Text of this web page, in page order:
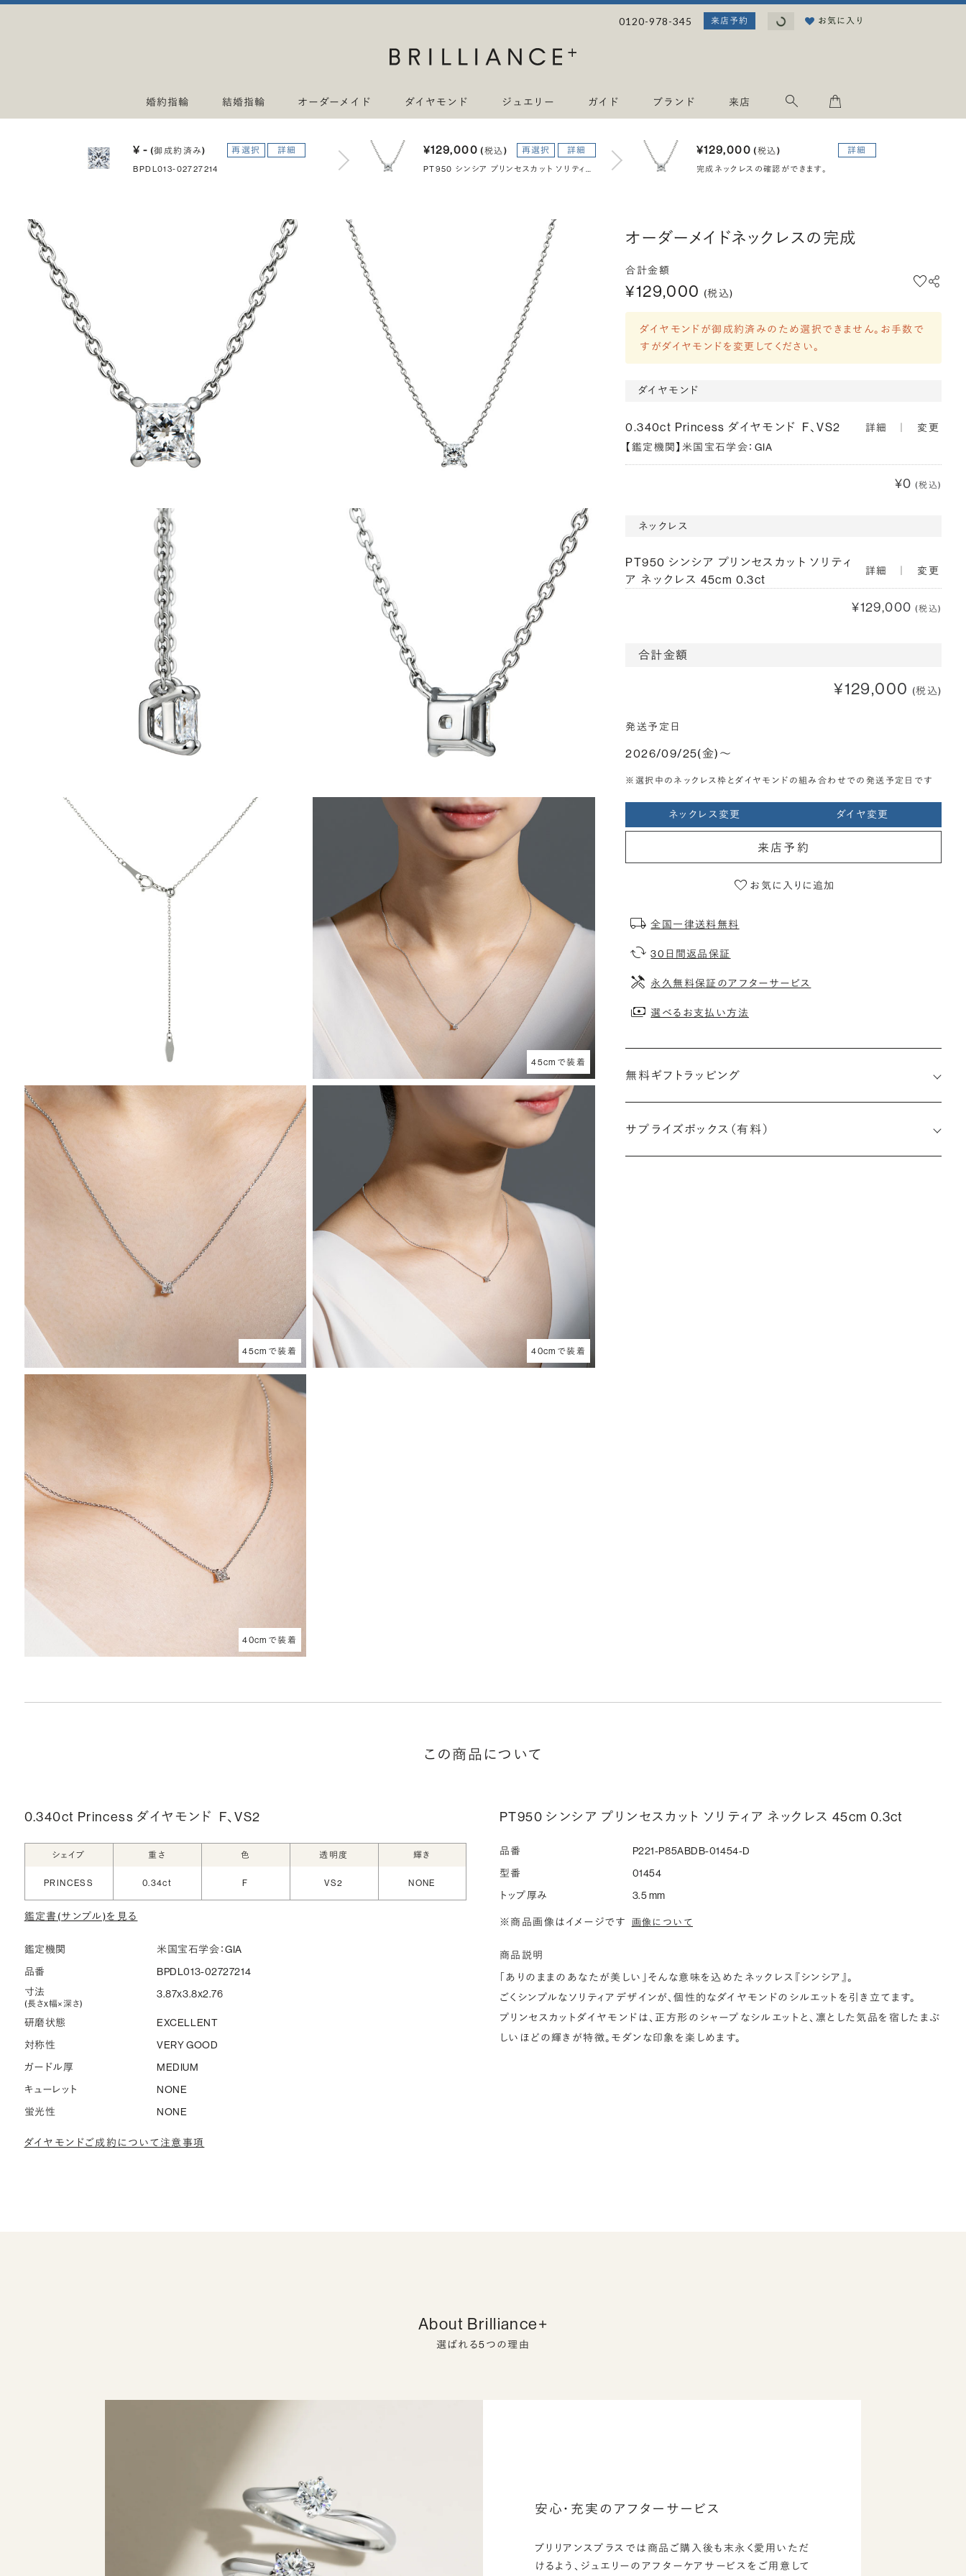
0120-978-345 来店予約 読み込み中...お気に入り
婚約指輪 結婚指輪 オーダーメイド ダイヤモンド ジュエリー ガイド ブランド 来店
¥ -(御成約済み) 再選択 詳細
BPDL013-02727214
¥129,000(税込) 再選択 詳細
PT950 シンシア プリンセスカット ソリティア ネックレス 45cm 0.3ct
¥129,000(税込) 詳細
完成ネックレスの確認ができます。
45cmで装着
45cmで装着 40cmで装着
40cmで装着
オーダーメイドネックレスの完成
合計金額
¥129,000 (税込)
ダイヤモンドが御成約済みのため選択できません。お手数で
すがダイヤモンドを変更してください。
ダイヤモンド
0.340ct Princess ダイヤモンド F、VS2
【鑑定機関】米国宝石学会：GIA
詳細 変更
¥0 (税込)
ネックレス
PT950 シンシア プリンセスカット ソリティ
ア ネックレス 45cm 0.3ct
詳細 変更
¥129,000 (税込)
合計金額
¥129,000 (税込)
発送予定日
2026/09/25(金)〜
※選択中のネックレス枠とダイヤモンドの組み合わせでの発送予定日です
ネックレス変更 ダイヤ変更
来店予約
お気に入りに追加
全国一律送料無料
30日間返品保証
永久無料保証のアフターサービス
選べるお支払い方法
無料ギフトラッピング
サプライズボックス（有料）
この商品について
0.340ct Princess ダイヤモンド F、VS2
シェイプ 重さ 色 透明度 輝き
PRINCESS 0.34ct F VS2 NONE
鑑定書(サンプル)を見る
鑑定機関
米国宝石学会：GIA
品番
BPDL013-02727214
寸法
(長さx幅×深さ)
3.87x3.8x2.76
研磨状態
EXCELLENT
対称性
VERY GOOD
ガードル厚
MEDIUM
キューレット
NONE
蛍光性
NONE
ダイヤモンドご成約について注意事項
PT950 シンシア プリンセスカット ソリティア ネックレス 45cm 0.3ct
品番
P221-P85ABDB-01454-D
型番
01454
トップ厚み
3.5 mm
※商品画像はイメージです 画像について
商品説明
「ありのままのあなたが美しい」そんな意味を込めたネックレス『シンシア』。
ごくシンプルなソリティアデザインが、個性的なダイヤモンドのシルエットを引き立てます。
プリンセスカットダイヤモンドは、正方形のシャープなシルエットと、凛とした気品を宿したまぶ
しいほどの輝きが特徴。モダンな印象を楽しめます。
About Brilliance+
選ばれる5つの理由
安心・充実のアフターサービス
ブリリアンスプラスでは商品ご購入後も末永く愛用いただ
けるよう、ジュエリーのアフターケアサービスをご用意して